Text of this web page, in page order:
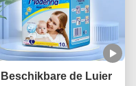
Beschikbare de Luier